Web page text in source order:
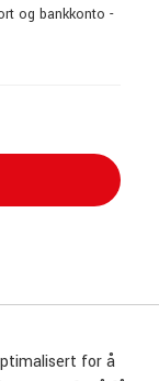
og bankkonto -
for å